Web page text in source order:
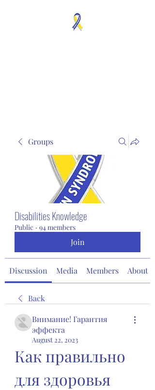
Groups
Disabilities Knowledge
Public · 94 members
Join
Discussion Media Members About
Back
Внимание! Гарантия
эффекта
August 22, 2023
Как правильно
для здоровья